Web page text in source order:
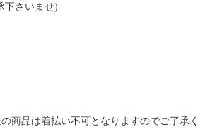
下さいませ)
商品は着払い不可となりますのでご了承く